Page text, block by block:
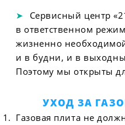
Сервисный центр
в ответственном
жизненно
и в будни, и в
Поэтому мы открыты
УХОД ЗА
Газовая плита не